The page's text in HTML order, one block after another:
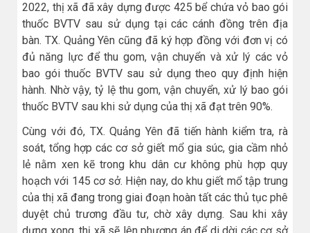
2022, thị xã đã xây dựng được 425 bể chứa vỏ bao gói
thuốc BVTV sau sử dụng tại các cánh đồng trên địa
bàn. TX. Quảng Yên cũng đã ký hợp đồng với đơn vị có
đủ năng lực để thu gom, vận chuyển và xử lý các vỏ
bao gói thuốc BVTV sau sử dụng theo quy định hiện
hành. Nhờ vậy, tỷ lệ thu gom, vận chuyển, xử lý bao gói
thuốc BVTV sau khi sử dụng của thị xã đạt trên 90%.
Cùng với đó, TX. Quảng Yên đã tiến hành kiểm tra, rà
soát, tổng hợp các cơ sở giết mổ gia súc, gia cầm nhỏ
lẻ nằm xen kẽ trong khu dân cư không phù hợp quy
hoạch với 145 cơ sở. Hiện nay, do khu giết mổ tập trung
của thị xã đang trong giai đoạn hoàn tất các thủ tục phê
duyệt chủ trương đầu tư, chờ xây dựng. Sau khi xây
dựng xong, thị xã sẽ lên phương án để di dời các cơ sở